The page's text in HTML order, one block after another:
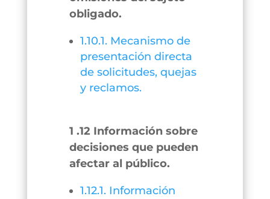
obligado.
1.10.1. Mecanismo de
presentación directa
de solicitudes, quejas
y reclamos.
1 .12 Información sobre
decisiones que pueden
afectar al público.
1.12.1. Información